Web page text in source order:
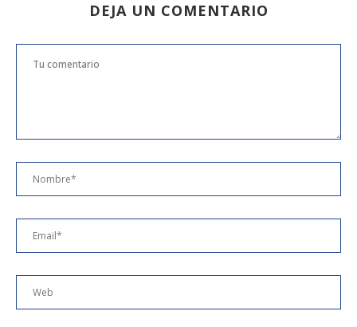
DEJA UN COMENTARIO